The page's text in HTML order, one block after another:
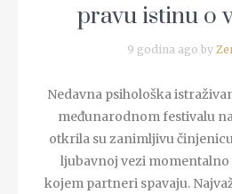
pravu istinu o
9 godina ago by
Nedavna psihološka
međunarodnom festivalu
otkrila su zanimljivu
ljubavnoj vezi momentalno
kojem partneri spavaju.